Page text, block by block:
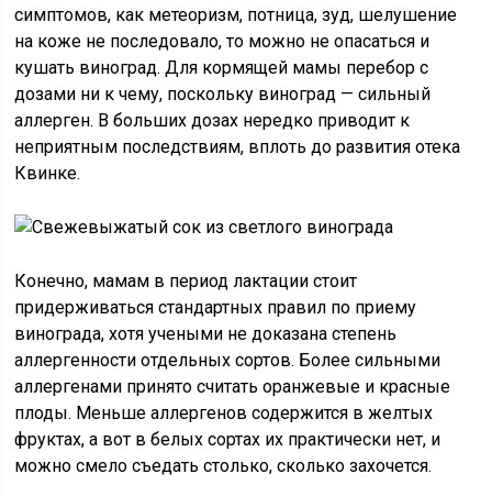
симптомов, как метеоризм, потница, зуд, шелушение
на коже не последовало, то можно не опасаться и
кушать виноград. Для кормящей мамы перебор с
дозами ни к чему, поскольку виноград — сильный
аллерген. В больших дозах нередко приводит к
неприятным последствиям, вплоть до развития отека
Квинке.
Конечно, мамам в период лактации стоит
придерживаться стандартных правил по приему
винограда, хотя учеными не доказана степень
аллергенности отдельных сортов. Более сильными
аллергенами принято считать оранжевые и красные
плоды. Меньше аллергенов содержится в желтых
фруктах, а вот в белых сортах их практически нет, и
можно смело съедать столько, сколько захочется.